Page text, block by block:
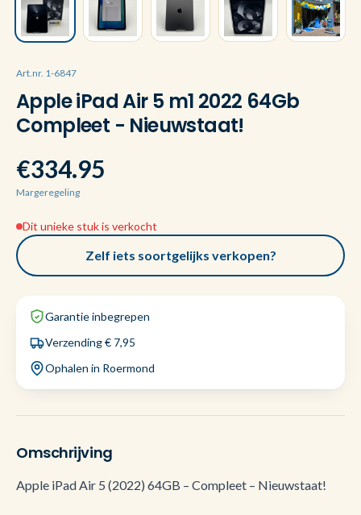
Art.nr. 1-6847
Apple iPad Air 5 m1 2022 64Gb
Compleet - Nieuwstaat!
€334.95
Margeregeling
Dit unieke stuk is verkocht
Zelf iets soortgelijks verkopen?
Garantie inbegrepen
Verzending € 7,95
Ophalen in Roermond
Omschrijving
Apple iPad Air 5 (2022) 64GB – Compleet – Nieuwstaat!